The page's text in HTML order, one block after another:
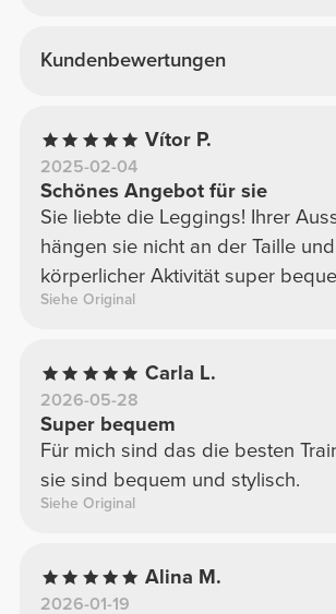
Kundenbewertungen
Vítor P.
2025-02-04
Schönes Angebot für sie
Sie liebte die Leggings! Ihrer
hängen sie nicht an der Taille
körperlicher Aktivität super
Siehe Original
Carla L.
2026-05-28
Super bequem
Für mich sind das die besten
sie sind bequem und stylisch.
Siehe Original
Alina M.
2026-01-19